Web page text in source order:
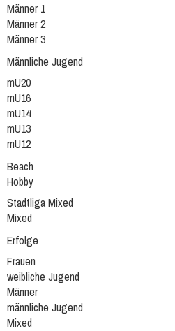
Männer 1
Männer 2
Männer 3
Männliche Jugend
mU20
mU16
mU14
mU13
mU12
Beach
Hobby
Stadtliga Mixed
Mixed
Erfolge
Frauen
weibliche Jugend
Männer
männliche Jugend
Mixed